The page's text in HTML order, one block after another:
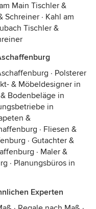
Main Tischler &
Schreiner · Kahl am
Tischler &
· Polsterer
& Möbeldesigner in
Bodenbeläge in
in
&
· Fliesen &
· Gutachter &
· Maler &
· Planungsbüros in
Experten